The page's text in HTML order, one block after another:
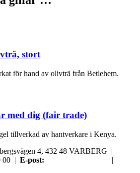
stort
för hand av olivträ från Betlehem.
med dig (fair trade)
tillverkad av hantverkare i Kenya.
4, 432 48 VARBERG |
00 | E-post:
|